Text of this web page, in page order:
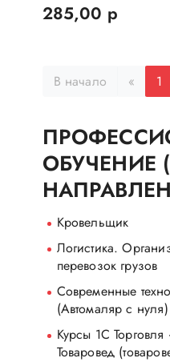
285,00 р
В начало « 1
ОБУЧЕНИЕ
Кровельщик
Логистика.
перевозок грузов
Современные
(Автомаляр с нуля)
Курсы 1С
Товаровед